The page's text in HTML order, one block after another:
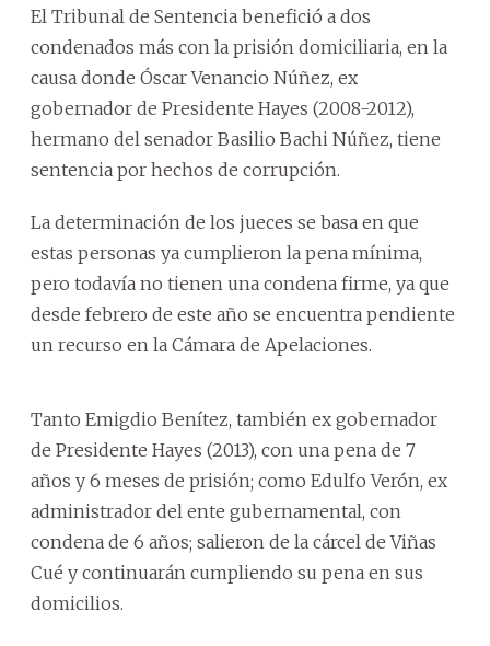
El Tribunal de Sentencia benefició a dos
condenados más con la prisión domiciliaria, en la
causa donde Óscar Venancio Núñez, ex
gobernador de Presidente Hayes (2008-2012),
hermano del senador Basilio Bachi Núñez, tiene
sentencia por hechos de corrupción.
La determinación de los jueces se basa en que
estas personas ya cumplieron la pena mínima,
pero todavía no tienen una condena firme, ya que
desde febrero de este año se encuentra pendiente
un recurso en la Cámara de Apelaciones.
Tanto Emigdio Benítez, también ex gobernador
de Presidente Hayes (2013), con una pena de 7
años y 6 meses de prisión; como Edulfo Verón, ex
administrador del ente gubernamental, con
condena de 6 años; salieron de la cárcel de Viñas
Cué y continuarán cumpliendo su pena en sus
domicilios.